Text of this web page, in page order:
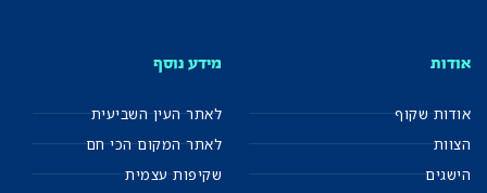
אודות
אודות שקוף
הצוות
הישגים
מידע נוסף
לאתר העין השביעית
לאתר המקום הכי חם
שקיפות עצמית